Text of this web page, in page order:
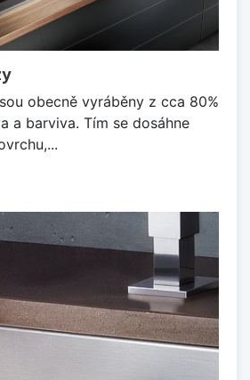
obecně vyráběny z cca 80%
a barviva. Tím se dosáhne